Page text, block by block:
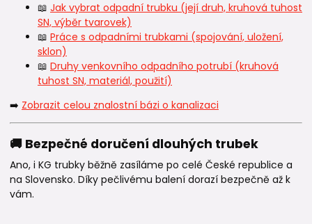
📖 Jak vybrat odpadní trubku (její druh, kruhová tuhost
SN, výběr tvarovek)
📖 Práce s odpadními trubkami (spojování, uložení,
sklon)
📖 Druhy venkovního odpadního potrubí (kruhová
tuhost SN, materiál, použití)
➡️ Zobrazit celou znalostní bázi o kanalizaci
🚚 Bezpečné doručení dlouhých trubek
Ano, i KG trubky běžně zasíláme po celé České republice a
na Slovensko. Díky pečlivému balení dorazí bezpečně až k
vám.